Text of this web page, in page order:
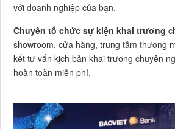
với doanh nghiệp của bạn.
Chuyên tổ chức sự kiện khai trương
showroom, cửa hàng, trung tâm thương
kết tư vấn kịch bản khai trương chuyên
hoàn toàn miễn phí.